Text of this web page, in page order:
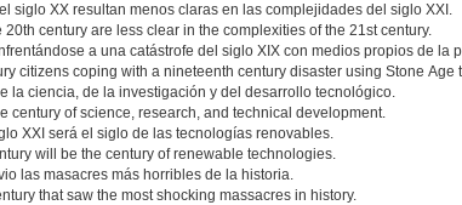
siglo XX resultan menos claras en las complejidades del siglo XXI.
century are less clear in the complexities of the 21st century.
a una catástrofe del siglo XIX con medios propios de la
citizens coping with a nineteenth century disaster using Stone Age
la ciencia, de la investigación y del desarrollo tecnológico.
century of science, research, and technical development.
XXI será el siglo de las tecnologías renovables.
will be the century of renewable technologies.
las masacres más horribles de la historia.
that saw the most shocking massacres in history.